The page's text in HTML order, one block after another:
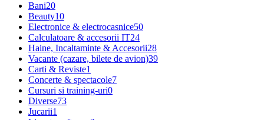
Bani20
Beauty10
Electronice & electrocasnice50
Calculatoare & accesorii IT24
Haine, Incaltaminte & Accesorii28
Vacante (cazare, bilete de avion)39
Carti & Reviste1
Concerte & spectacole7
Cursuri si training-uri0
Diverse73
Jucarii1